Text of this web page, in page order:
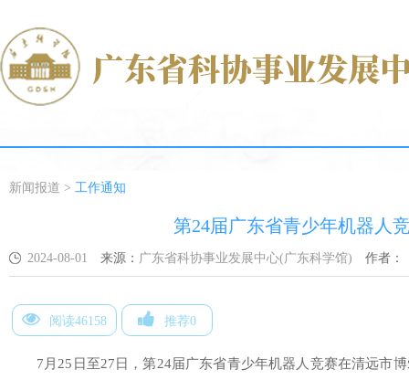
新闻报道 > 工作通知
第24届广东省青少年机器人
2024-08-01 来源： 广东省科协事业发展中心(广东科学馆) 作者：
阅读46158 推荐0
7月25日至27日，第24届广东省青少年机器人竞赛在清远市